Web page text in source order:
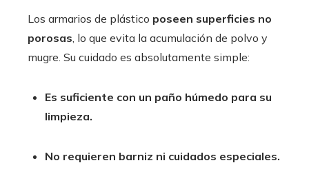
Los armarios de plástico poseen superficies no
porosas , lo que evita la acumulación de polvo y
mugre. Su cuidado es absolutamente simple:
Es suficiente con un paño húmedo para su
limpieza.
No requieren barniz ni cuidados especiales.